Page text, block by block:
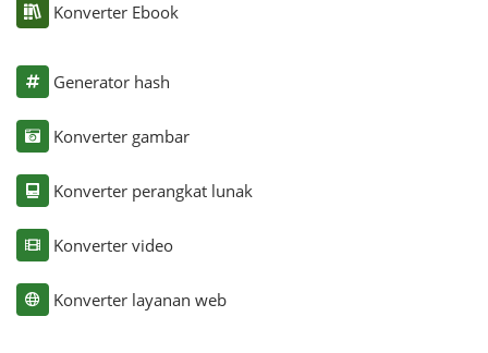
Konverter Ebook
Generator hash
Konverter gambar
Konverter perangkat lunak
Konverter video
Konverter layanan web